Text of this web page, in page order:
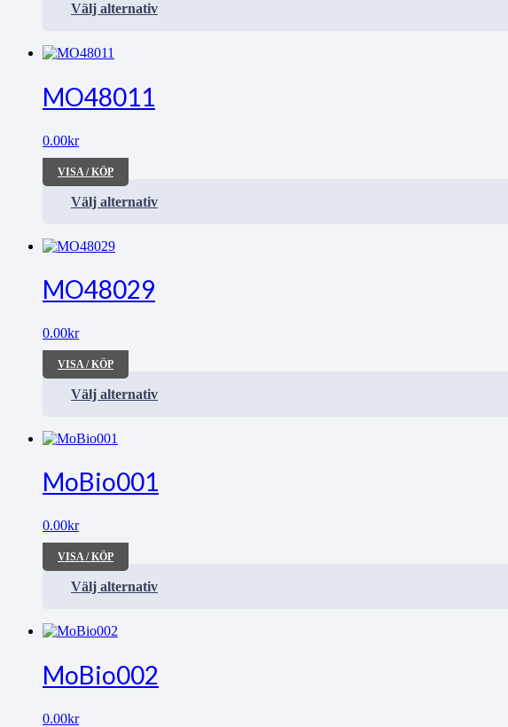
Välj alternativ
MO48011
0.00kr
VISA / KÖP
Välj alternativ
MO48029
0.00kr
VISA / KÖP
Välj alternativ
MoBio001
0.00kr
VISA / KÖP
Välj alternativ
MoBio002
0.00kr